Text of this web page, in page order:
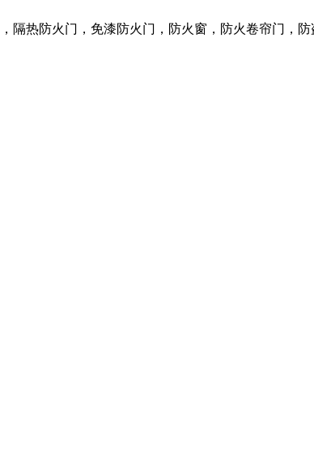
隔热防火门，免漆防火门，防火窗，防火卷帘门，